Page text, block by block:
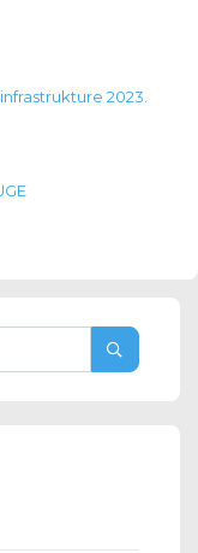
2023.